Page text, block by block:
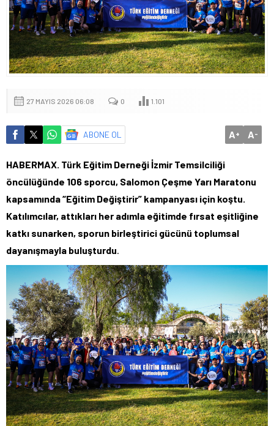
27 MAYIS 2026 06:08 0 1.101
ABONE OL A+ A-
HABERMAX. Türk Eğitim Derneği İzmir Temsilciliği
öncülüğünde 106 sporcu, Salomon Çeşme Yarı Maratonu
kapsamında “Eğitim Değiştirir” kampanyası için koştu.
Katılımcılar, attıkları her adımla eğitimde fırsat eşitliğine
katkı sunarken, sporun birleştirici gücünü toplumsal
dayanışmayla buluşturdu